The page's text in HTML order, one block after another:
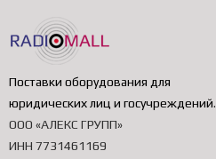
Поставки оборудования для
юридических лиц и госучреждений.
ООО «АЛЕКС ГРУПП»
ИНН 7731461169